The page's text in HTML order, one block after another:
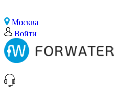
Москва
Войти